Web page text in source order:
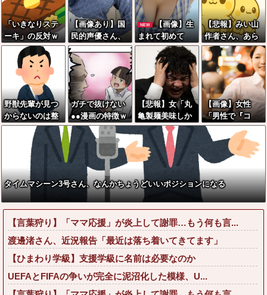
「いきなりステ
ーキ」の反対ｗ
ｗｗｗｗｗｗｗ
【画像あり】国
民的声優さん、
パイズリ服が好
きすぎるｗｗｗ
ｗｗ
NEW
【画像】生
まれて初めて
「■ニス」握っ
て恥ずかしい女
の子さんwww
【悲報】みい山
作者さん、あら
ゆる過去を消し
まくる
野獣先輩が見つ
からないのは整
形して別人の顔
になっているか
ら←これ
ガチで抜けない
●●漫画の特徴ｗ
ｗｗｗｗｗｗｗ
ｗｗｗｗｗｗｗ
ｗｗｗｗｗｗｗ
【悲報】女「丸
亀製麺美味しか
ったね」俺「ま
た来ようよ」店
員「お会計2380
円になりまー
す」→その後
『こう』なった
んだが俺悪くな
いよ
な？？？？？？
？？
【画像】女性
「男性で『コ
レ』やってくれ
る人、あれ、嬉
しいですw」→
まさかの行為が
こちらw w w w
w w w w w
タイムマシーン3号さん、なんかちょうどいいポジションになる
【言葉狩り】「ママ応援」が炎上して謝罪…もう何も言...
渡邊渚さん、近況報告「最近は落ち着いてきてます」
【ひまわり学級】支援学級に名前は必要なのか
UEFAとFIFAの争いが完全に泥沼化した模様、U...